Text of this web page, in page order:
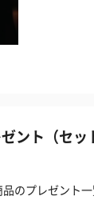
ント（セッ
のプレゼント一